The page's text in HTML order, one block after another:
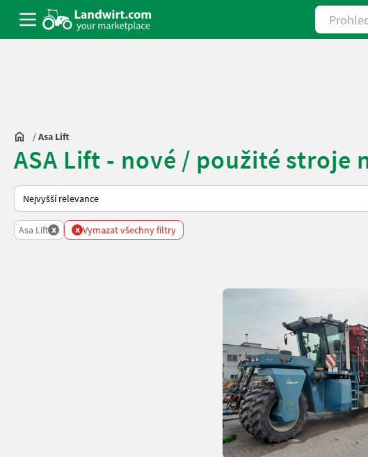
Prohledat
/Asa Lift
ASA Lift - nové / použité stroje
Takto se řadí nabídky na Landwirt.com
Asa Lift x x Vymazat všechny filtry